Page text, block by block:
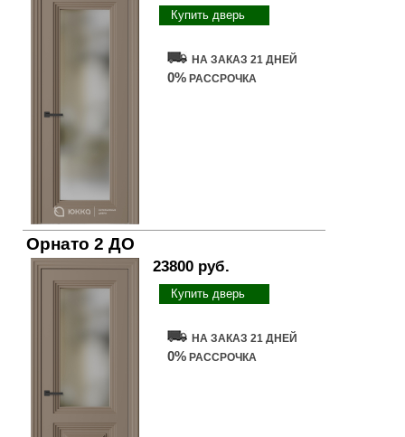
Купить дверь
НА ЗАКАЗ 21 ДНЕЙ
0% РАССРОЧКА
Орнато 2 ДО
23800 руб.
Купить дверь
НА ЗАКАЗ 21 ДНЕЙ
0% РАССРОЧКА